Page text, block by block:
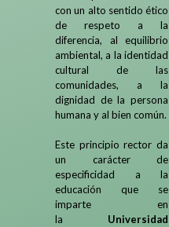
con un alto sentido ético
de respeto a la
diferencia, al equilibrio
ambiental, a la identidad
cultural de las
comunidades, a la
dignidad de la persona
humana y al bien común.
Este principio rector da
un carácter de
especificidad a la
educación que se
imparte en
la Universidad